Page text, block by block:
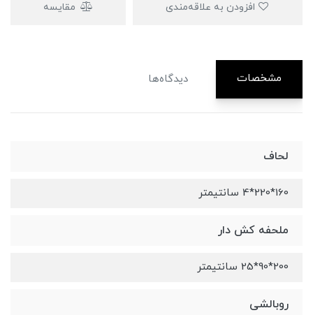
مقایسه
مشخصات دیدگاه‌ها
لحاف
160*220*4 سانتیمتر
ملحفه کش دار
200*90*25 سانتیمتر
روبالشی